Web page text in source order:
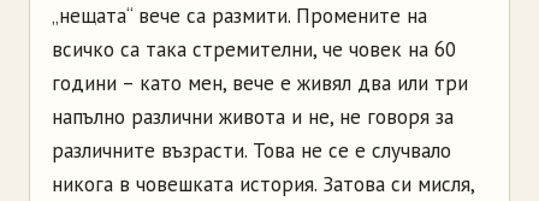
„нещата“ вече са размити. Промените на
всичко са така стремителни, че човек на 60
години – като мен, вече е живял два или три
напълно различни живота и не, не говоря за
различните възрасти. Това не се е случвало
никога в човешката история. Затова си мисля,